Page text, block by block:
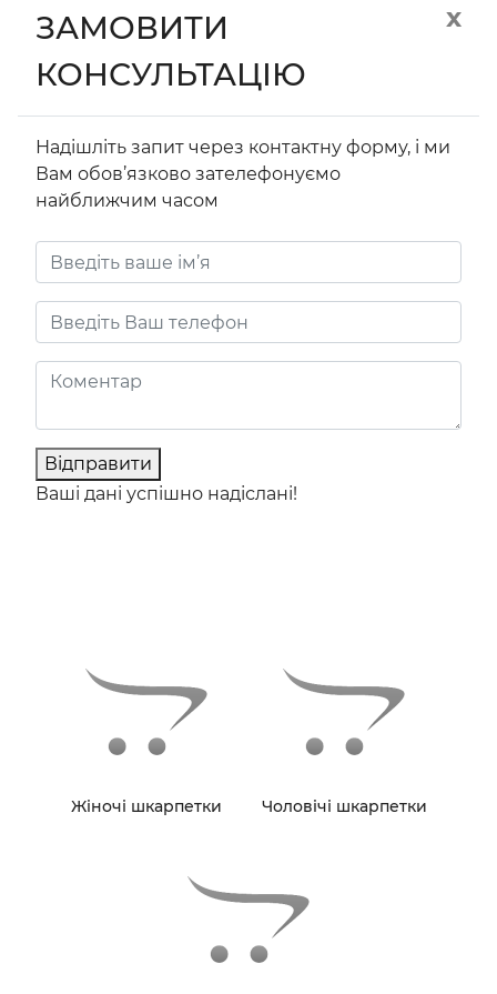
ЗАМОВИТИ
КОНСУЛЬТАЦІЮ
x
Надішліть запит через контактну форму, і ми
Вам обов’язково зателефонуємо
найближчим часом
Відправити
Ваші дані успішно надіслані!
Жіночі шкарпетки Чоловічі шкарпетки